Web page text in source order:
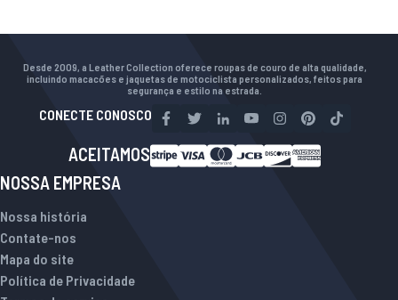
Desde 2009, a Leather Collection oferece roupas de couro de alta qualidade,
incluindo macacões e jaquetas de motociclista personalizados, feitos para
segurança e estilo na estrada.
CONECTE CONOSCO
ACEITAMOS
NOSSA EMPRESA
Nossa história
Contate-nos
Mapa do site
Política de Privacidade